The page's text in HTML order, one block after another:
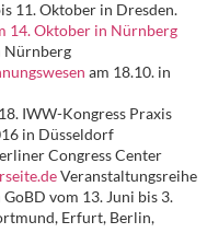
11. Oktober in Dresden.
14. Oktober in Nürnberg
Nürnberg
am 18.10. in
18. IWW-Kongress Praxis
in Düsseldorf
Congress Center
Veranstaltungsreihe
vom 13. Juni bis 3.
Erfurt, Berlin,